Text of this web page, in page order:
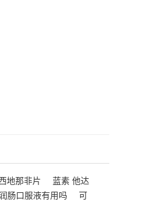
地那非片
蓝素 他达
肠口服液有用吗
可